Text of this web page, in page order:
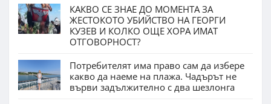
КАКВО СЕ ЗНАЕ ДО МОМЕНТА ЗА
ЖЕСТОКОТО УБИЙСТВО НА ГЕОРГИ
КУЗЕВ И КОЛКО ОЩЕ ХОРА ИМАТ
ОТГОВОРНОСТ?
Потребителят има право сам да избере
какво да наеме на плажа. Чадърът не
върви задължително с два шезлонга